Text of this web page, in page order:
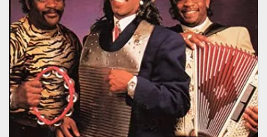
Roll
Mortin
à
Huey
‘Piano’
Smith
(diff
le
11
fév)